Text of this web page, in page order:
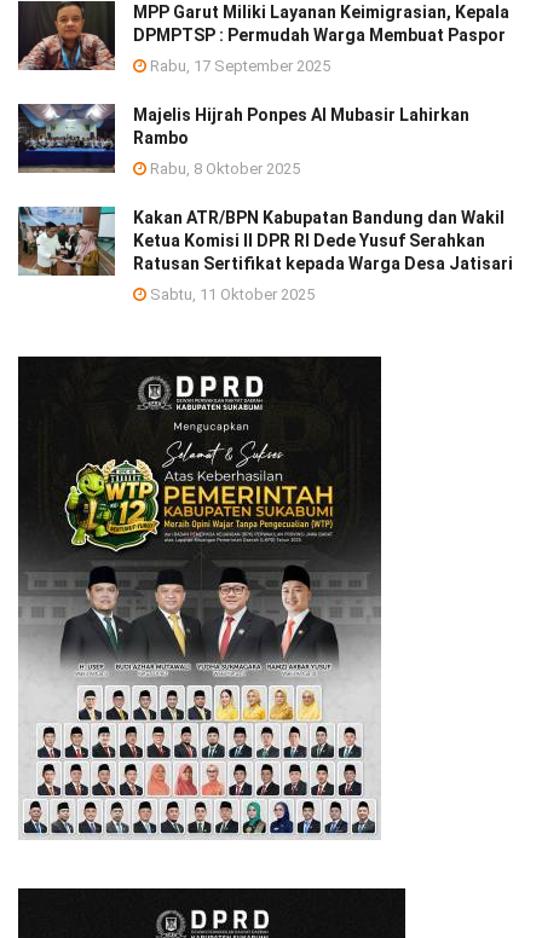
MPP Garut Miliki Layanan Keimigrasian, Kepala
DPMPTSP : Permudah Warga Membuat Paspor
Rabu, 17 September 2025
Majelis Hijrah Ponpes Al Mubasir Lahirkan
Rambo
Rabu, 8 Oktober 2025
Kakan ATR/BPN Kabupatan Bandung dan Wakil
Ketua Komisi II DPR RI Dede Yusuf Serahkan
Ratusan Sertifikat kepada Warga Desa Jatisari
Sabtu, 11 Oktober 2025